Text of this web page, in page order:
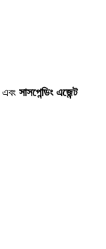
এবং সাসপেন্ডিং এজেন্ট